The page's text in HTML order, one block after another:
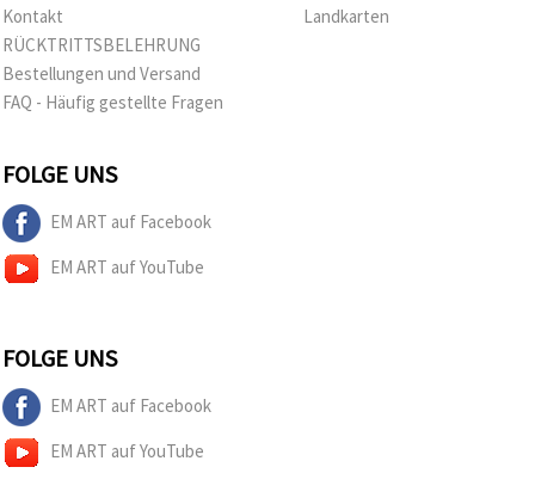
Kontakt
RÜCKTRITTSBELEHRUNG
Bestellungen und Versand
FAQ - Häufig gestellte Fragen
Landkarten
FOLGE UNS
EM ART auf Facebook
EM ART auf YouTube
FOLGE UNS
EM ART auf Facebook
EM ART auf YouTube